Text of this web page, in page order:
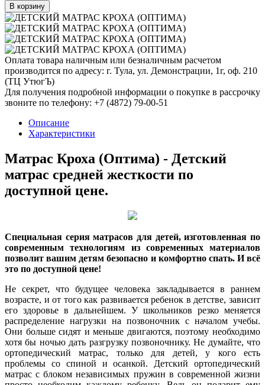
В корзину
Оплата товара наличным или безналичным расчетом
производится по адресу: г. Тула, ул. Демонстрации, 1г, оф. 210
(ТЦ УтюгЪ)
Для получения подробной информации о покупке в рассрочку
звоните по телефону: +7 (4872) 79-00-51
Описание
Характеристики
Матрас Кроха (Оптима) - Детский
матрас средней жесткости по
доступной цене.
Специальная серия матрасов для детей, изготовленная по
современным технологиям из современных материалов
позволит вашим детям безопасно и комфортно спать. И всё
это по доступной цене!
Не секрет, что будущее человека закладывается в раннем
возрасте, и от того как развивается ребенок в детстве, зависит
его здоровье в дальнейшем. У школьников резко меняется
распределение нагрузки на позвоночник с началом учебы.
Они больше сидят и меньше двигаются, поэтому необходимо
хотя бы ночью дать разгрузку позвоночнику.Не думайте, что
ортопедический матрас, только для детей, у кого есть
проблемы со спиной и осанкой. Детский ортопедический
матрас с блоком независимых пружин в современной жизни